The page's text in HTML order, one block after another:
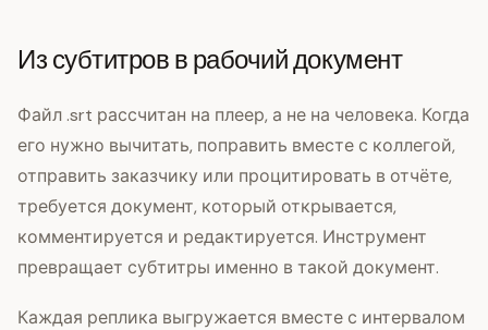
Из субтитров в рабочий документ
Файл .srt рассчитан на плеер, а не на человека. Когда
его нужно вычитать, поправить вместе с коллегой,
отправить заказчику или процитировать в отчёте,
требуется документ, который открывается,
комментируется и редактируется. Инструмент
превращает субтитры именно в такой документ.
Каждая реплика выгружается вместе с интервалом